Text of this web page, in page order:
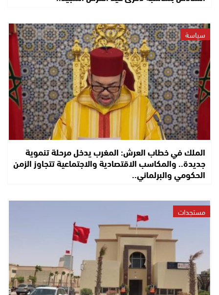
سياسة
الملك في خطاب العرش: المغرب يدخل مرحلة تنموية
جديدة.. والمكاسب الاقتصادية والاجتماعية تتجاوز الزمن
الحكومي والبرلماني..
مستجدات